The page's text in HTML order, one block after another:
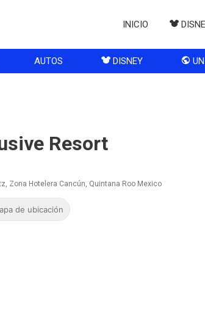
INICIO
AUTOS DISNEY
Resort
Zona Hotelera Cancún, Quintana Roo Mexico
de ubicación